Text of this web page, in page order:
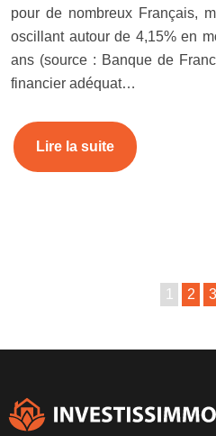
pour de nombreux Français,
oscillant autour de 4,15% en
ans (source : Banque de
financier adéquat…
Lire la suite
1 2 3